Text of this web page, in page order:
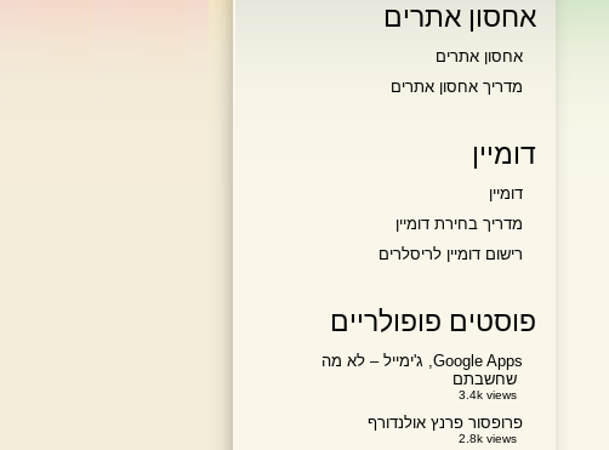
אחסון אתרים
אחסון אתרים
מדריך אחסון אתרים
דומיין
דומיין
מדריך בחירת דומיין
רישום דומיין לריסלרים
פוסטים פופולריים
Google Apps, ג'ימייל – לא מה
שחשבתם
3.4k views
פרופסור פרנץ אולנדורף
2.8k views